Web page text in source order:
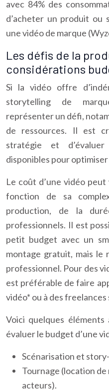
avec 84% des
d’acheter un produit ou
une vidéo de marque
Les défis de la
considérations
Si la vidéo offre
storytelling de
représenter un défi,
de ressources. Il est
stratégie et
disponibles pour
Le coût d’une vidéo
fonction de sa
production, de la
professionnels. Il est
petit budget avec un
montage gratuit, mais le
professionnel. Pour des
est préférable de faire
vidéo* ou à des freelances
Voici quelques
évaluer le budget d’une
Scénarisation et
Tournage (location
acteurs).